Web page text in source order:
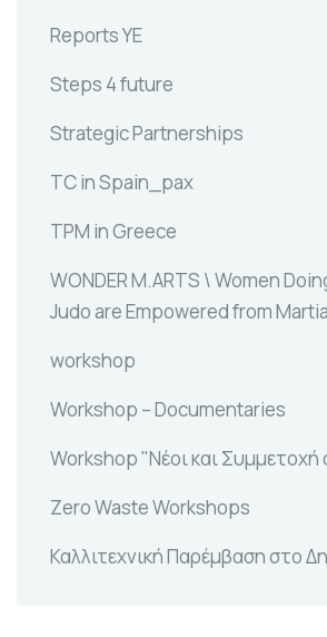
Reports YE
Steps 4 future
Strategic Partnerships
TC in Spain_pax
TPM in Greece
WONDER M.ARTS \ Women
Judo are Empowered from
workshop
Workshop – Documentaries
Workshop "Νέοι και Συμμετοχή
Zero Waste Workshops
Καλλιτεχνική Παρέμβαση στο